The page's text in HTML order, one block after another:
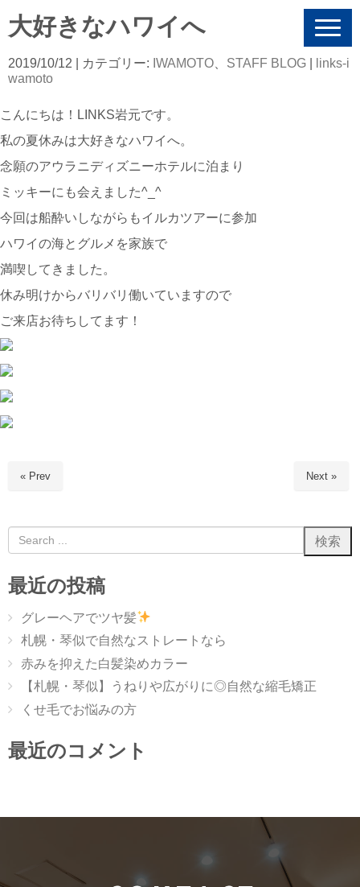
N
v
i
大好きなハワイへ
2019/10/12 | カテゴリー: IWAMOTO STAFF BLOG
links-i
wamoto
こんにちは！LINKS岩元です。
私の夏休みは大好きなハワイへ。
念願のアウラニディズニーホテルに泊まり
ミッキーにも会えました^_^
今回は船酔いしながらもイルカツアーに参加
ハワイの海とグルメを家族で
満喫してきました。
休み明けからバリバリ働いていますので
ご来店お待ちしてます！
« Prev Next »
最近の投稿
グレーヘアでツヤ髪
札幌・琴似で自然なストレートなら
赤みを抑えた白髪染めカラー
【札幌・琴似】うねりや広がりに◎自然な縮毛矯正
くせ毛でお悩みの方
最近のコメント